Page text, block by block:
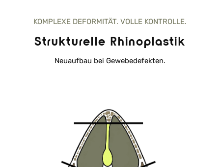
KOMPLEXE DEFORMITÄT. VOLLE KONTROLLE.
Strukturelle Rhinoplastik
Neuaufbau bei Gewebedefekten.